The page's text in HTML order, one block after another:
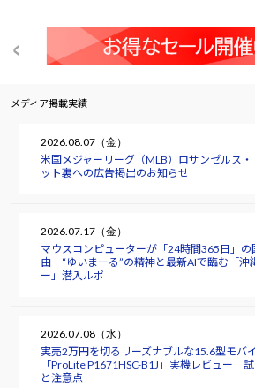
メディア掲載実績
2026.08.07（金）
米国メジャーリーグ（MLB）ロサンゼルス
ット裏への広告掲出のお知らせ
2026.07.17（金）
マウスコンピューターが「24時間365日」
由 “ゆいまーる”の精神と最新AIで臨む「沖
ー」潜入ルポ
2026.07.08（水）
実売2万円を切るリーズナブルな15.6型モバ
「ProLite P1671HSC-B1J」実機レビュー
と注意点